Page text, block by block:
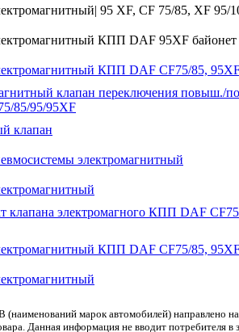
95 XF, CF 75/85, XF 95/
КПП DAF 95XF байонет
КПП DAF CF75/85,
клапан переключения повыш./
85/95/95XF
клапан
электромагнитный
клапана электромагного КПП DAF
КПП DAF CF75/85,
марок автомобилей) направлено
Данная информация не вводит